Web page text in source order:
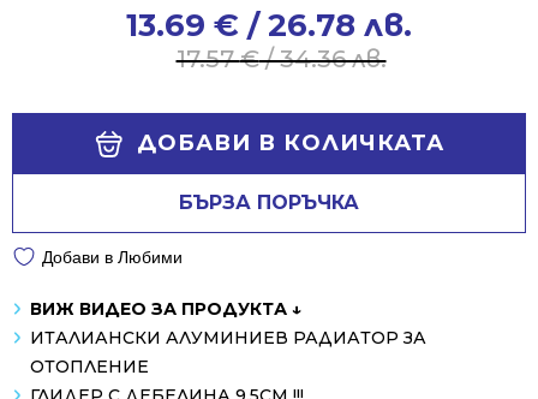
17.57€/ 34.36 лв.
17.57 €
13.69 € / 26.78 лв.
13.69 €
ДОБАВИ В КОЛИЧКАТА
БЪРЗА ПОРЪЧКА
Добави в Любими
ВИЖ ВИДЕО ЗА ПРОДУКТА ↓
ИТАЛИАНСКИ АЛУМИНИЕВ РАДИАТОР ЗА
ОТОПЛЕНИЕ